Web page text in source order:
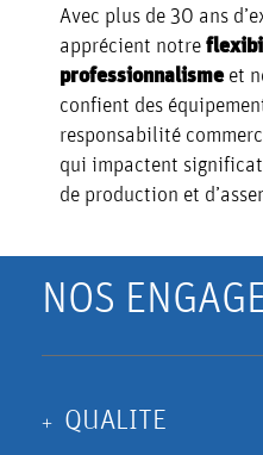
Avec plus de 30 ans
apprécient notre
professionnalismeet
confient des
responsabilité
qui impactent
de production et
NOS
QUALITE